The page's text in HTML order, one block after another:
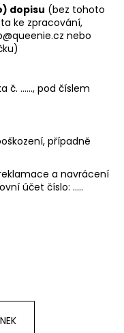
dopisu (bez tohoto
ke zpracování,
nebo
č. ......, pod číslem
případně
a navrácení
účet číslo: .....